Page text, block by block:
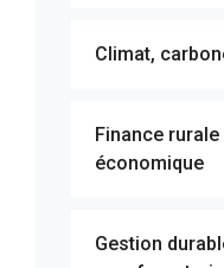
Climat,
Finance
économique
Gestion